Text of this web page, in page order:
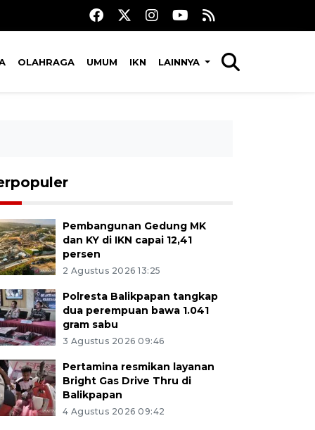
OLAHRAGA UMUM IKN LAINNYA
Pembangunan Gedung MK
dan KY di IKN capai 12,41
persen
2 Agustus 2026 13:25
Polresta Balikpapan tangkap
dua perempuan bawa 1.041
gram sabu
3 Agustus 2026 09:46
Pertamina resmikan layanan
Bright Gas Drive Thru di
Balikpapan
4 Agustus 2026 09:42